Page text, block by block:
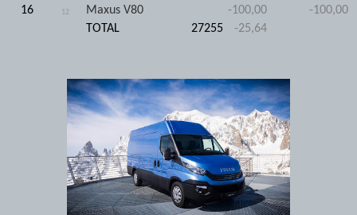
16
12 Maxus V80 -100,00
-100,00
TOTAL
27255 -25,64